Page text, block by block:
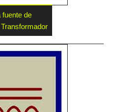
fuente de